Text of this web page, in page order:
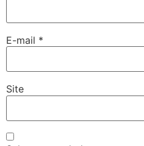
E-mail *
Site